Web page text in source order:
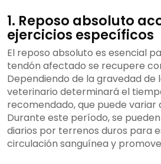
1. Reposo absoluto
ejercicios específicos
El reposo absoluto es esencial
tendón afectado se recupere
Dependiendo de la gravedad de
veterinario determinará el
recomendado, que puede variar
Durante este período, se
diarios por terrenos duros para
circulación sanguínea y